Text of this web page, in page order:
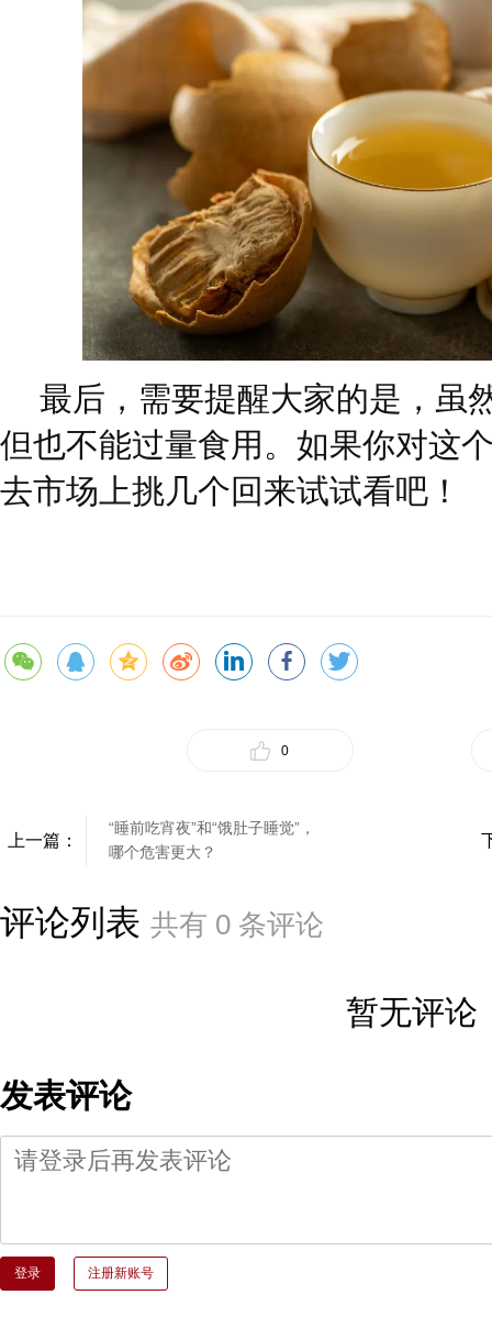
最后，需要提醒大家的是，虽
但也不能过量食用。如果你对这
去市场上挑几个回来试试看吧！
0
上一篇：
“睡前吃宵夜”和“饿肚子睡觉”，
哪个危害更大？
评论列表 共有 0 条评论
暂无评论
发表评论
登录 注册新账号